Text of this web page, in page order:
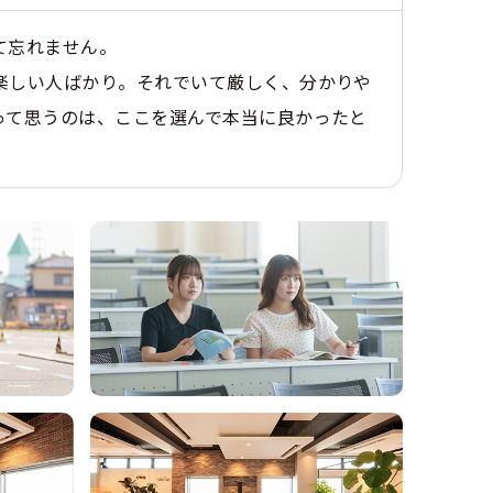
れません。
い人ばかり。それでいて厳しく、分かりや
思うのは、ここを選んで本当に良かったと